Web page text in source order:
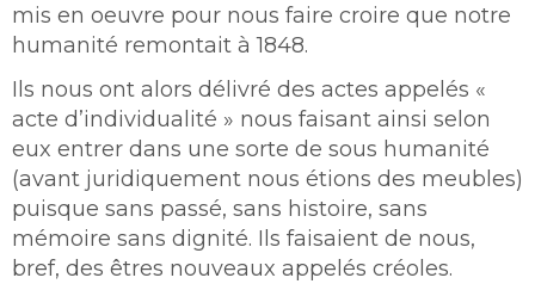
mis en oeuvre pour nous faire croire que notre
humanité remontait à 1848.
Ils nous ont alors délivré des actes appelés «
acte d’individualité » nous faisant ainsi selon
eux entrer dans une sorte de sous humanité
(avant juridiquement nous étions des meubles)
puisque sans passé, sans histoire, sans
mémoire sans dignité. Ils faisaient de nous,
bref, des êtres nouveaux appelés créoles.